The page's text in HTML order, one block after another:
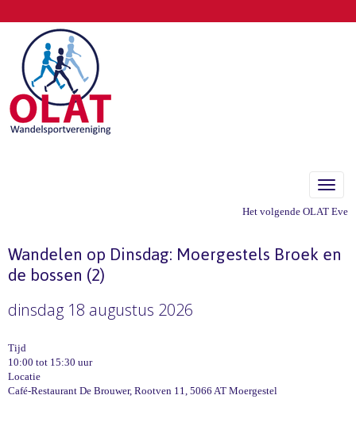
Het volgende OLAT
Wandelen op Dinsdag: Moergestels Broek en
de bossen (2)
dinsdag 18 augustus 2026
Tijd
10:00 tot 15:30 uur
Locatie
Café-Restaurant De Brouwer, Rootven 11, 5066 AT Moergestel